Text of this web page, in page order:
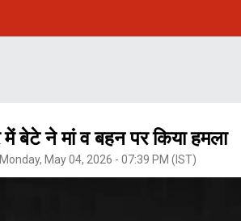
बेटे ने मां व बहन पर किया हमला
May 04, 2026 - 07:39 PM (IST)